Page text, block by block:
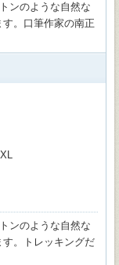
ンのような自然な
。口筆作家の南正
ンのような自然な
。トレッキングだ